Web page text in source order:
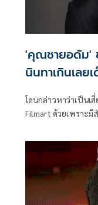
'คุณชายอดัม'
นินทาเกินเลย
โดนกล่าวหาว่าเป็นเ
Filmart ด้วยเพราะ
เพื่อให้ทุกคนรับรู้ว่า
นินทาในสิ่งที่ไม่ถูกต้